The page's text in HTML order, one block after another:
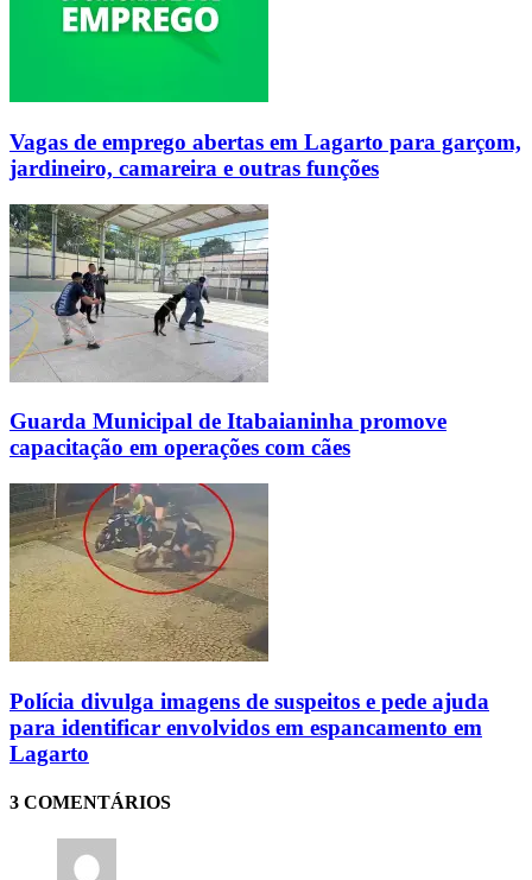
Vagas de emprego abertas em Lagarto para garçom,
jardineiro, camareira e outras funções
Guarda Municipal de Itabaianinha promove
capacitação em operações com cães
Polícia divulga imagens de suspeitos e pede ajuda
para identificar envolvidos em espancamento em
Lagarto
3 COMENTÁRIOS